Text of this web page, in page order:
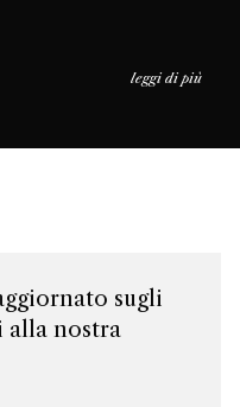
leggi di più
sugli
nostra